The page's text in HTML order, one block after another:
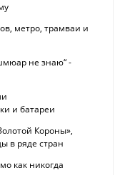
метро, трамваи и
не знаю“ -
и батареи
Короны»,
в ряде стран
как никогда